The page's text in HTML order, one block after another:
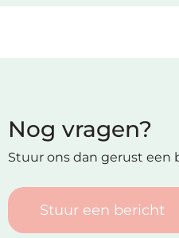
Nog vragen?
Stuur ons dan gerust een
Stuur een bericht